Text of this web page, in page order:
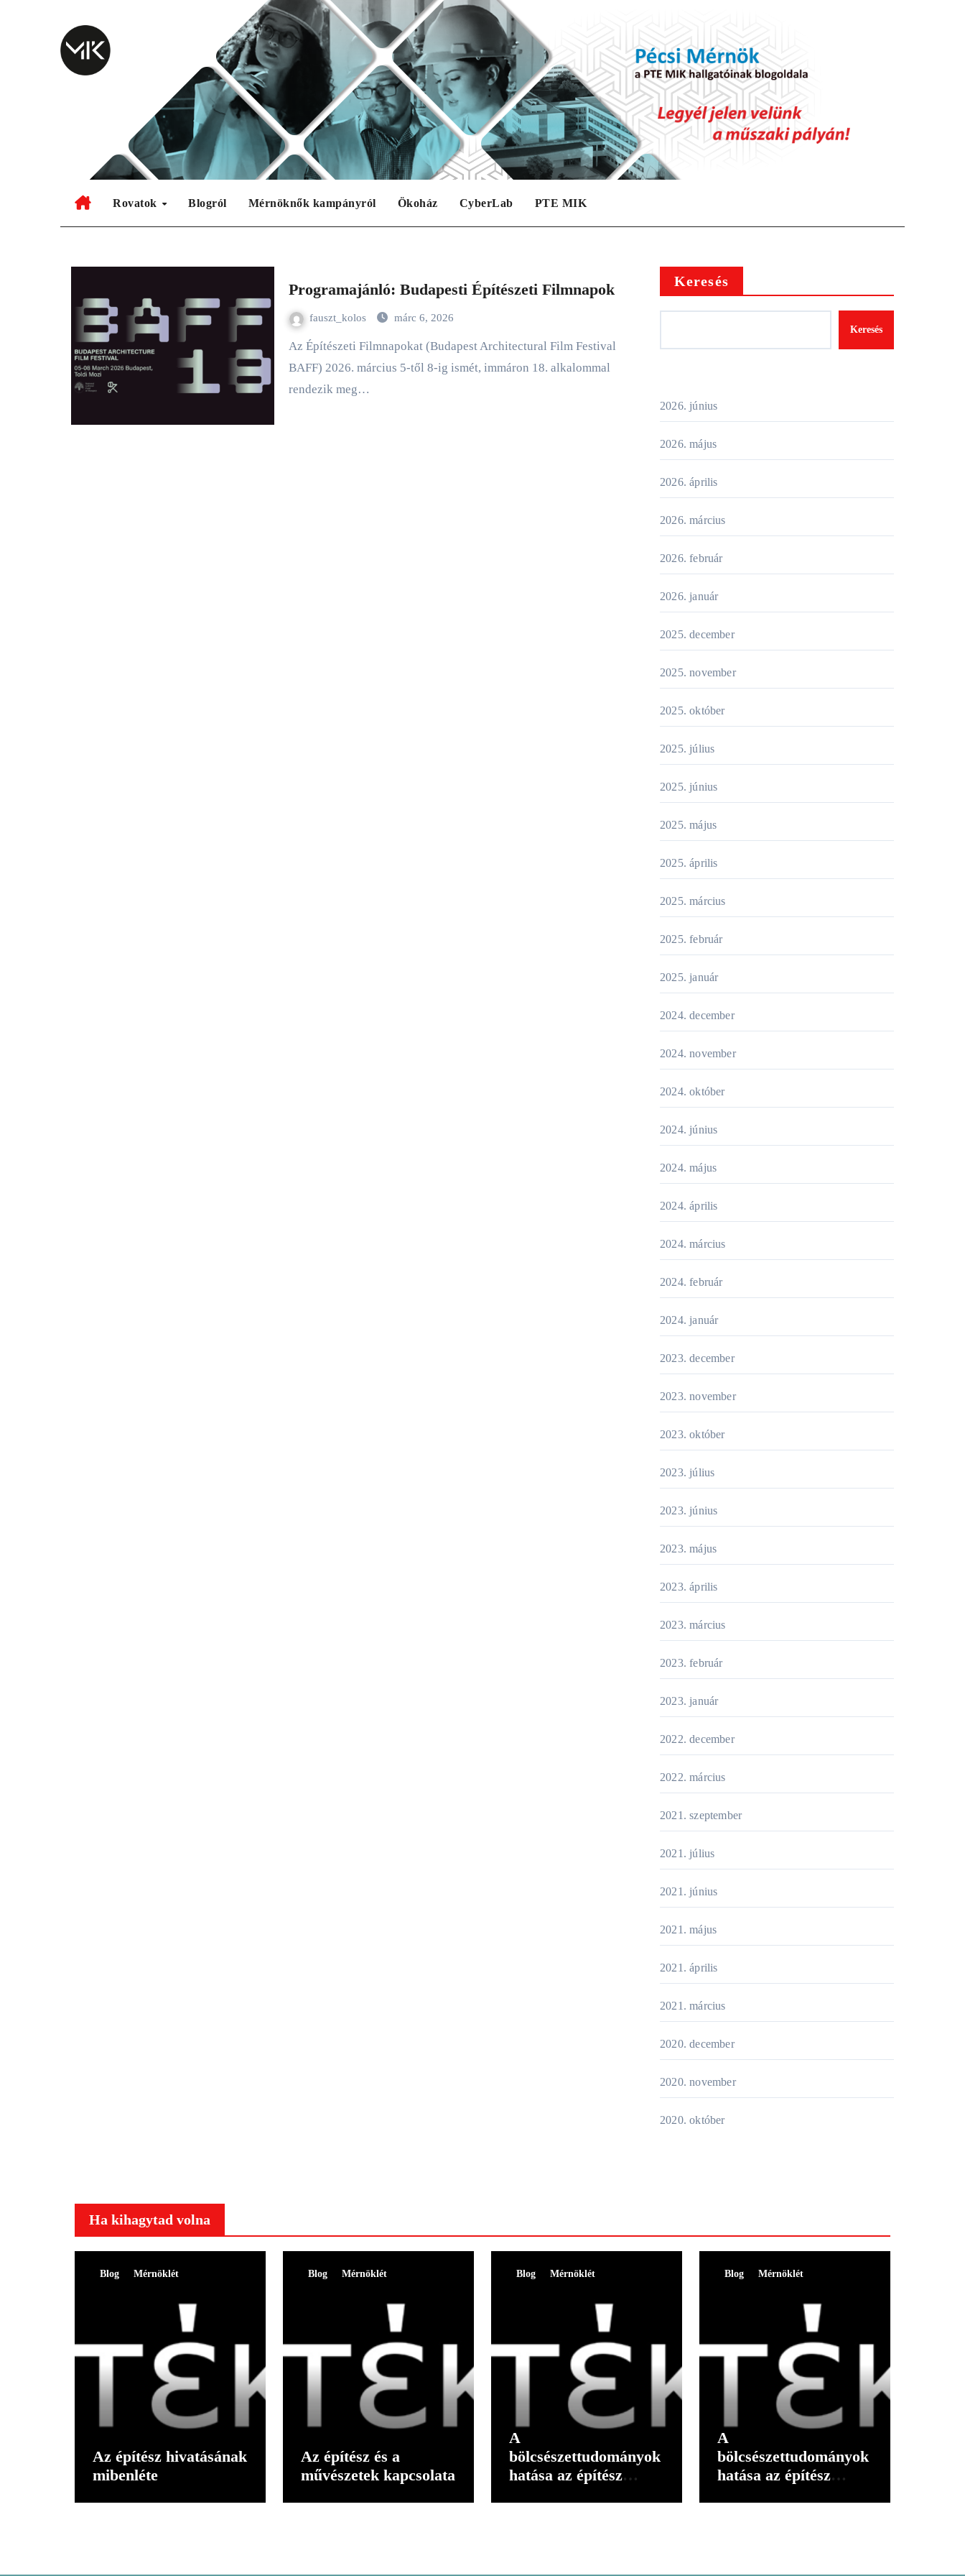
Rovatok Blogról Mérnöknők kampányról Ökoház CyberLab PTE MIK
Programajánló: Budapesti Építészeti Filmnapok
fauszt_kolos márc 6, 2026
Az Építészeti Filmnapokat (Budapest Architectural Film Festival
BAFF) 2026. március 5-től 8-ig ismét, immáron 18. alkalommal
rendezik meg…
Keresés
Keresés
2026. június
2026. május
2026. április
2026. március
2026. február
2026. január
2025. december
2025. november
2025. október
2025. július
2025. június
2025. május
2025. április
2025. március
2025. február
2025. január
2024. december
2024. november
2024. október
2024. június
2024. május
2024. április
2024. március
2024. február
2024. január
2023. december
2023. november
2023. október
2023. július
2023. június
2023. május
2023. április
2023. március
2023. február
2023. január
2022. december
2022. március
2021. szeptember
2021. július
2021. június
2021. május
2021. április
2021. március
2020. december
2020. november
2020. október
Ha kihagytad volna
Blog Mérnöklét
Az építész hivatásának
mibenléte
Blog Mérnöklét
Az építész és a
művészetek kapcsolata
Blog Mérnöklét
A
bölcsészettudományok
hatása az építész
Blog Mérnöklét
A
bölcsészettudományok
hatása az építész